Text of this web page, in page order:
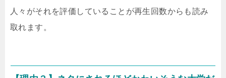
人々がそれを評価していることが再生回数からも読み
取れます。